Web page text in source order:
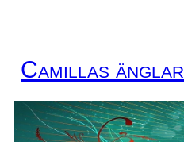
BOKA TID
KURSER
Camillas